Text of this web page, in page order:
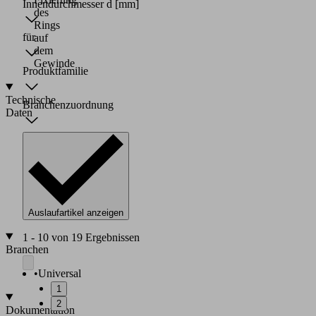
des
Rings
auf
dem
Gewinde
Technische
Daten
Innendurchmesser:
bis
48
mm
Werkstoff:
PA
Branchen
•Universal
Dokumentation
Innendurchmesser d [mm]
für
Produktfamilie
Branchenzuordnung
Auslaufartikel anzeigen
1 - 10 von 19 Ergebnissen
1
2